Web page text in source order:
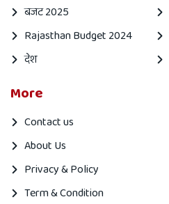
बजट 2025
Rajasthan Budget 2024
देश
More
Contact us
About Us
Privacy & Policy
Term & Condition